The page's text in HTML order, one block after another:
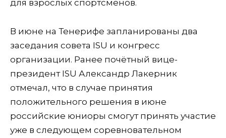
для взрослых спортсменов.
В июне на Тенерифе запланированы два
заседания совета ISU и конгресс
организации. Ранее почётный вице-
президент ISU Александр Лакерник
отмечал, что в случае принятия
положительного решения в июне
российские юниоры смогут принять участие
уже в следующем соревновательном